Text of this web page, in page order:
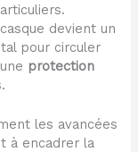
devient un
pour circuler
protection
les avancées
à encadrer la